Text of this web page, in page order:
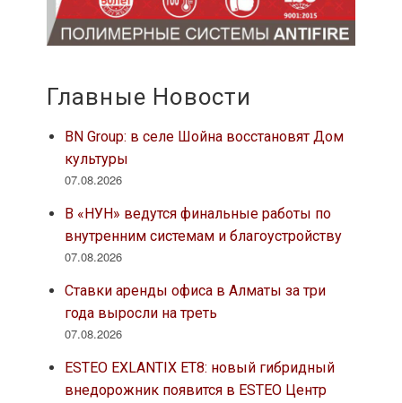
Главные Новости
BN Group: в селе Шойна восстановят Дом
культуры
07.08.2026
В «НУН» ведутся финальные работы по
внутренним системам и благоустройству
07.08.2026
Ставки аренды офиса в Алматы за три
года выросли на треть
07.08.2026
ESTEO EXLANTIX ET8: новый гибридный
внедорожник появится в ESTEO Центр